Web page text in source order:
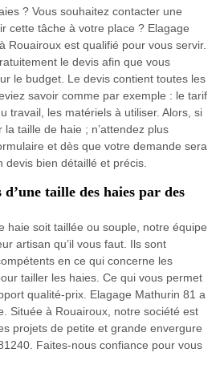
? Vous souhaitez contacter une
cette tâche à votre place ? Elagage
Rouairoux est qualifié pour vous servir.
le devis afin que vous
le budget. Le devis contient toutes les
savoir comme par exemple : le tarif
travail, les matériels à utiliser. Alors, si
taille de haie ; n’attendez plus
et dès que votre demande sera
bien détaillé et précis.
taille des haies par des
haie soit taillée ou souple, notre équipe
artisan qu’il vous faut. Ils sont
en ce qui concerne les
tailler les haies. Ce qui vous permet
qualité-prix. Elagage Mathurin 81 a
Située à Rouairoux, notre société est
projets de petite et grande envergure
Faites-nous confiance pour vous